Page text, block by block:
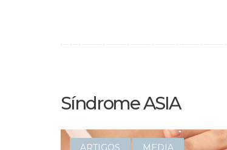
Síndrome ASIA
ARTIGOS MEDIA